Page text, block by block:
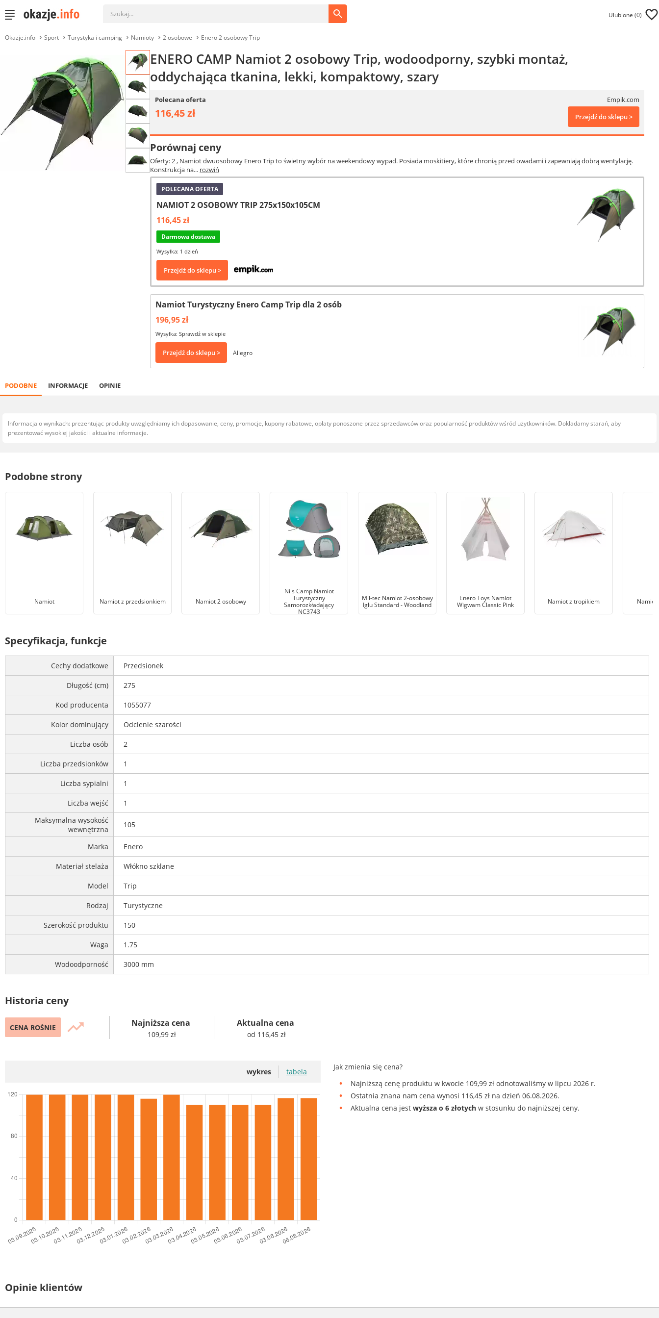
Ulubione (0)
Okazje.info Sport Turystyka i camping Namioty 2 osobowe Enero 2 osobowy Trip
ENERO CAMP Namiot 2 osobowy Trip, wodoodporny, szybki montaż,
oddychająca tkanina, lekki, kompaktowy, szary
Polecana oferta Empik.com
116,45 zł Przejdź do sklepu >
Porównaj ceny
Oferty: 2, Namiot dwuosobowy Enero Trip to świetny wybór na weekendowy wypad. Posiada moskitiery, które chronią przed owadami i zapewniają dobrą wentylację.
Konstrukcja na... rozwiń
POLECANA OFERTA
NAMIOT 2 OSOBOWY TRIP 275x150x105CM
116,45 zł
Darmowa dostawa
Wysyłka: 1 dzień
Przejdź do sklepu >
Namiot Turystyczny Enero Camp Trip dla 2 osób
196,95 zł
Wysyłka: Sprawdź w sklepie
Przejdź do sklepu > Allegro
PODOBNE INFORMACJE OPINIE
Informacja o wynikach: prezentując produkty uwzględniamy ich dopasowanie, ceny, promocje, kupony rabatowe, opłaty ponoszone przez sprzedawców oraz popularność produktów wśród użytkowników. Dokładamy starań, aby
prezentować wysokiej jakości i aktualne informacje.
Podobne strony
Namiot Namiot z przedsionkiem Namiot 2 osobowy
Nils Camp Namiot
Turystyczny
Samorozkładający
NC3743
Mil-tec Namiot 2-osobowy
Iglu Standard - Woodland
Enero Toys Namiot
Wigwam Classic Pink
Namiot z tropikiem Namiot
Specyfikacja, funkcje
Cechy dodatkowe Przedsionek
Długość (cm) 275
Kod producenta 1055077
Kolor dominujący Odcienie szarości
Liczba osób 2
Liczba przedsionków 1
Liczba sypialni 1
Liczba wejść
1
Maksymalna wysokość
wewnętrzna
105
Marka Enero
Materiał stelaża Włókno szklane
Model Trip
Rodzaj Turystyczne
Szerokość produktu 150
Waga 1.75
Wodoodporność 3000 mm
Historia ceny
CENA ROŚNIE trending_up Najniższa cena
109,99 zł
Aktualna cena
od 116,45 zł
wykres tabela
Jak zmienia się cena?
Najniższą cenę produktu w kwocie 109,99 zł odnotowaliśmy w lipcu 2026 r.
Ostatnia znana nam cena wynosi 116,45 zł na dzień 06.08.2026.
Aktualna cena jestwyższa o 6 złotych w stosunku do najniższej ceny.
Opinie klientów